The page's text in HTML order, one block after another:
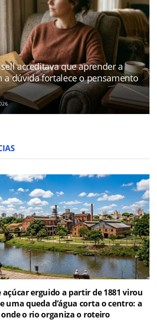
acreditava que aprender a
a dúvida fortalece o pensamento
açúcar erguido a partir de 1881 virou
uma queda d’água corta o centro: a
o rio organiza o roteiro